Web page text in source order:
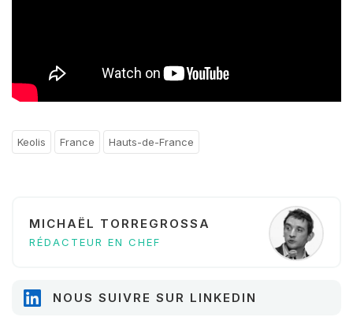
Keolis France Hauts-de-France
MICHAËL TORREGROSSA
RÉDACTEUR EN CHEF
NOUS SUIVRE SUR LINKEDIN